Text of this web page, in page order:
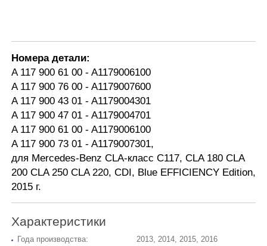
Номера детали:
A 117 900 61 00 - A1179006100
A 117 900 76 00 - A1179007600
A 117 900 43 01 - A1179004301
A 117 900 47 01 - A1179004701
A 117 900 61 00 - A1179006100
A 117 900 73 01 - A1179007301,
для Mercedes-Benz CLA-класс C117, CLA 180 CLA
200 CLA 250 CLA 220, CDI, Blue EFFICIENCY Edition,
2015 г.
Характеристики
Года производства: 2013, 2014, 2015, 2016